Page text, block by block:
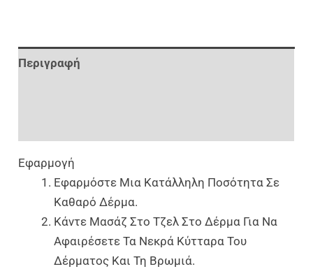
Περιγραφή
Εφαρμογή
Εφαρμόστε Μια Κατάλληλη Ποσότητα Σε
Καθαρό Δέρμα.
Κάντε Μασάζ Στο Τζελ Στο Δέρμα Για Να
Αφαιρέσετε Τα Νεκρά Κύτταρα Του
Δέρματος Και Τη Βρωμιά.